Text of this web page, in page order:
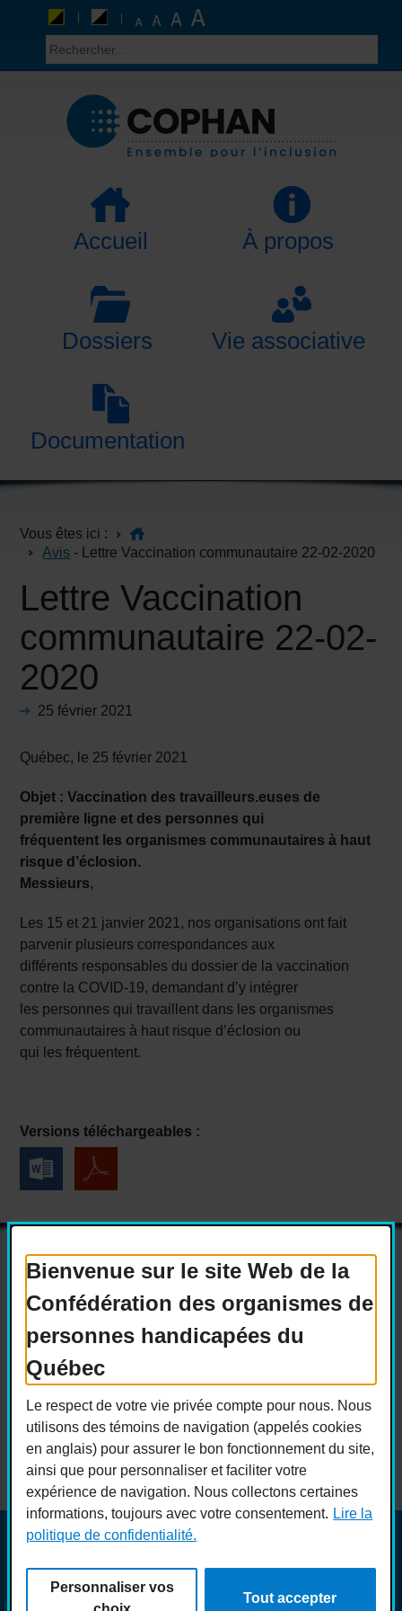
Bienvenue sur le site Web de la
Confédération des organismes de
personnes handicapées du
Québec
Le respect de votre vie privée compte pour nous. Nous
utilisons des témoins de navigation (appelés cookies
en anglais) pour assurer le bon fonctionnement du site,
ainsi que pour personnaliser et faciliter votre
expérience de navigation. Nous collectons certaines
informations, toujours avec votre consentement. Lire la
politique de confidentialité.
Personnaliser vos
Tout accepter
Accueil À propos
Dossiers Vie associative
Documentation
Vous êtes ici :
Avis - Lettre Vaccination communautaire 22-02-2020
Lettre Vaccination
communautaire 22-02-
2020
25 février 2021
Québec, le 25 février 2021
Objet : Vaccination des travailleurs.euses de
première ligne et des personnes qui
fréquentent les organismes communautaires à haut
risque d’éclosion.
Messieurs,
Les 15 et 21 janvier 2021, nos organisations ont fait
parvenir plusieurs correspondances aux
différents responsables du dossier de la vaccination
contre la COVID-19, demandant d’y intégrer
les personnes qui travaillent dans les organismes
communautaires à haut risque d’éclosion ou
qui les fréquentent.
Versions téléchargeables :
Actualités
Devenir membre
Nous joindre
Nous recrutons
Guide sur l’accessibilité universelle
FAQ
réservés.
Conception :
Crédits photo :
Merryl B.